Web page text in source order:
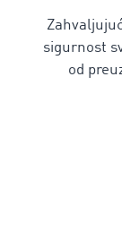
sigurnost
od